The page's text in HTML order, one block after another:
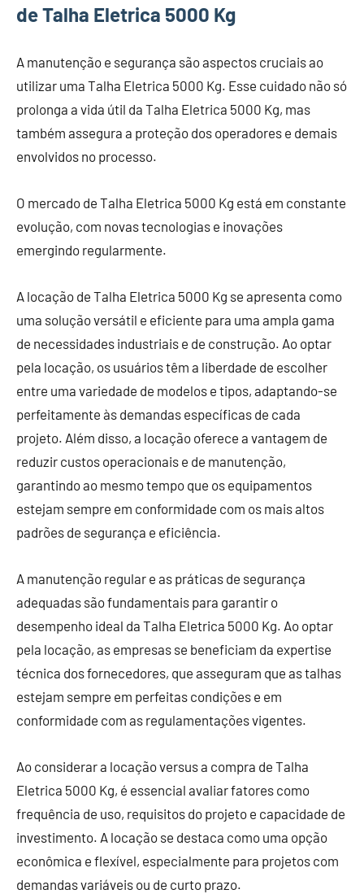
de Talha Eletrica 5000 Kg
A manutenção e segurança são aspectos cruciais ao
utilizar uma Talha Eletrica 5000 Kg. Esse cuidado não só
prolonga a vida útil da Talha Eletrica 5000 Kg, mas
também assegura a proteção dos operadores e demais
envolvidos no processo.
O mercado de Talha Eletrica 5000 Kg está em constante
evolução, com novas tecnologias e inovações
emergindo regularmente.
A locação de Talha Eletrica 5000 Kg se apresenta como
uma solução versátil e eficiente para uma ampla gama
de necessidades industriais e de construção. Ao optar
pela locação, os usuários têm a liberdade de escolher
entre uma variedade de modelos e tipos, adaptando-se
perfeitamente às demandas específicas de cada
projeto. Além disso, a locação oferece a vantagem de
reduzir custos operacionais e de manutenção,
garantindo ao mesmo tempo que os equipamentos
estejam sempre em conformidade com os mais altos
padrões de segurança e eficiência.
A manutenção regular e as práticas de segurança
adequadas são fundamentais para garantir o
desempenho ideal da Talha Eletrica 5000 Kg. Ao optar
pela locação, as empresas se beneficiam da expertise
técnica dos fornecedores, que asseguram que as talhas
estejam sempre em perfeitas condições e em
conformidade com as regulamentações vigentes.
Ao considerar a locação versus a compra de Talha
Eletrica 5000 Kg, é essencial avaliar fatores como
frequência de uso, requisitos do projeto e capacidade de
investimento. A locação se destaca como uma opção
econômica e flexível, especialmente para projetos com
demandas variáveis ou de curto prazo.